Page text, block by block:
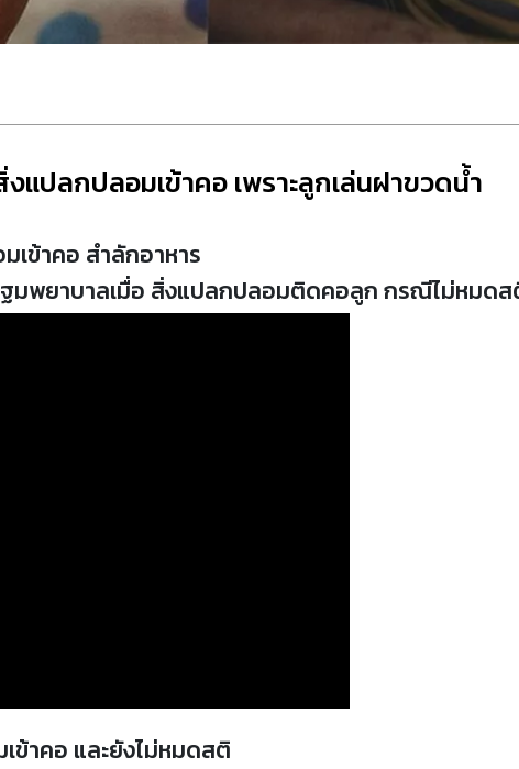
แปลกปลอมเข้าคอ เพราะลูกเล่นฝาขวดน้ำ
เข้าคอ สำลักอาหาร
มพยาบาลเมื่อ สิ่งแปลกปลอมติดคอลูก กรณีไม่หมดส
ข้าคอ และยังไม่หมดสติ